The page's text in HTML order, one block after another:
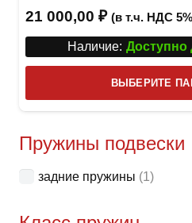
21 000,00 ₽ (в т.ч. НДС
Наличие: Доступно
ВЫБЕРИТЕ
Пружины подвески
задние пружины (1)